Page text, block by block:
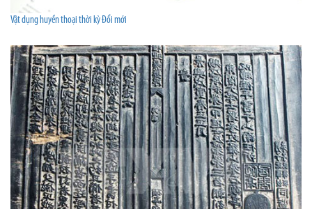
Vật dụng huyền thoại thời kỳ Đổi mới